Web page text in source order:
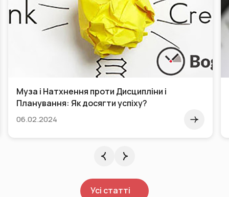
Муза і Натхнення проти Дисципліни і
Планування: Як досягти успіху?
06.02.2024
Усі статті